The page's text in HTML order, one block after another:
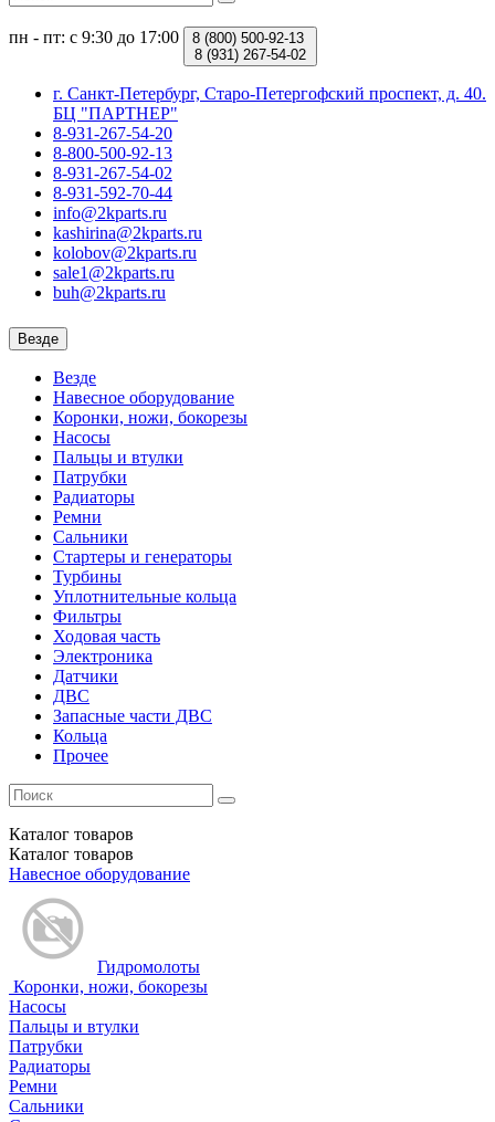
пн - пт: с 9:30 до 17:00 8 (800) 500-92-13
8 (931) 267-54-02
г. Санкт-Петербург, Старо-Петергофский проспект, д. 40.
БЦ "ПАРТНЕР"
8-931-267-54-20
8-800-500-92-13
8-931-267-54-02
8-931-592-70-44
info@2kparts.ru
kashirina@2kparts.ru
kolobov@2kparts.ru
sale1@2kparts.ru
buh@2kparts.ru
Везде
Везде
Навесное оборудование
Коронки, ножи, бокорезы
Насосы
Пальцы и втулки
Патрубки
Радиаторы
Ремни
Сальники
Стартеры и генераторы
Турбины
Уплотнительные кольца
Фильтры
Ходовая часть
Электроника
Датчики
ДВС
Запасные части ДВС
Кольца
Прочее
Каталог товаров
Каталог товаров
Навесное оборудование
Гидромолоты
Коронки, ножи, бокорезы
Насосы
Пальцы и втулки
Патрубки
Радиаторы
Ремни
Сальники